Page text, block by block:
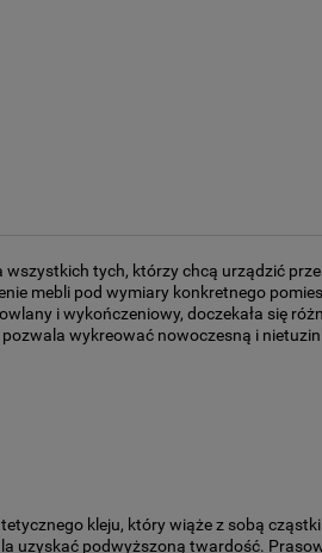
tych, którzy chcą urządzić
mebli pod wymiary konkretnego
i wykończeniowy, doczekała się
wykreować nowoczesną i
kleju, który wiąże z sobą
uzyskać podwyższoną twardość.